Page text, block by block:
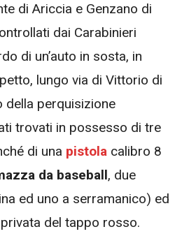
di Ariccia e Genzano di
dai Carabinieri
di un’auto in sosta, in
lungo via di Vittorio di
della perquisizione
trovati in possesso di tre
di una pistola calibro 8
da baseball, due
ed uno a serramanico) ed
del tappo rosso.